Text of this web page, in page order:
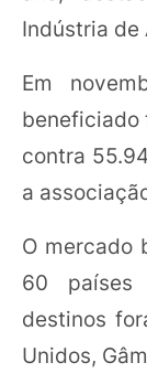
Indústria de
Em
beneficiado
contra
a
O mercado
60 países
destinos
Unidos,